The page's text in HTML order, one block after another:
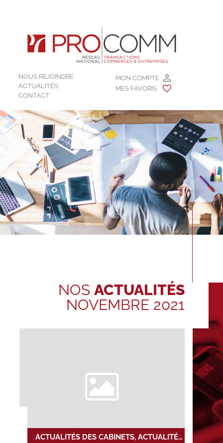
MON COMPTE
MES FAVORIS
NOUS REJOINDRE
ACTUALITÉS
CONTACT
NOS ACTUALITÉS
NOVEMBRE 2021
ACTUALITÉS DES CABINETS, ACTUALITÉS DU RÉSEAU, NOUVELLE INSTALLATION, NOUVELLE TRANSACTION